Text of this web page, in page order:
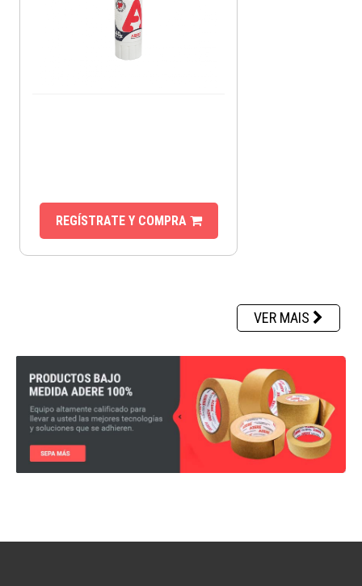
REGÍSTRATE Y COMPRA
VER MAIS